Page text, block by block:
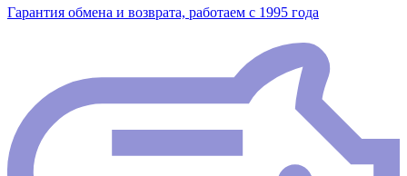
Гарантия обмена и возврата, работаем с 1995 года